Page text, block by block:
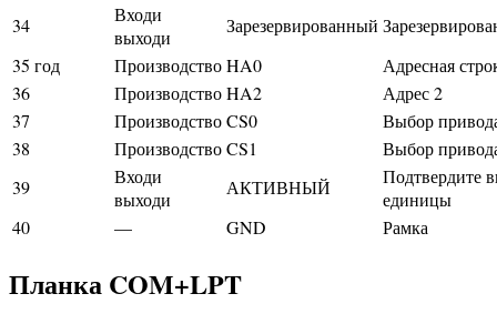
34
Входи
выходи
Зарезервированный
35 год
ПроизводствоHA0
Адресная
36
ПроизводствоHA2
Адрес 2
37
ПроизводствоCS0
Выбор
38
ПроизводствоCS1
Выбор
39
Входи
выходи
АКТИВНЫЙ
Подтвердите
единицы
40
— GND Рамка
Планка COM+LPT